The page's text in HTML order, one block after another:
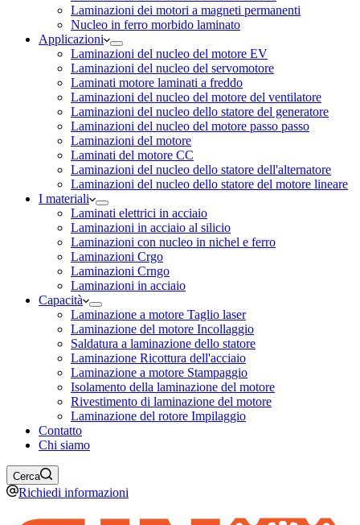
Laminazioni dei motori a magneti permanenti
Nucleo in ferro morbido laminato
Applicazioni
Laminazioni del nucleo del motore EV
Laminazioni del nucleo del servomotore
Laminati motore laminati a freddo
Laminazioni del nucleo del motore del ventilatore
Laminazioni del nucleo dello statore del generatore
Laminazioni del nucleo del motore passo passo
Laminazioni del motore
Laminati del motore CC
Laminazioni del nucleo dello statore dell'alternatore
Laminazioni del nucleo dello statore del motore lineare
I materiali
Laminati elettrici in acciaio
Laminazioni in acciaio al silicio
Laminazioni con nucleo in nichel e ferro
Laminazioni Crgo
Laminazioni Crngo
Laminazioni in acciaio
Capacità
Laminazione a motore Taglio laser
Laminazione del motore Incollaggio
Saldatura a laminazione dello statore
Laminazione Ricottura dell'acciaio
Laminazione a motore Stampaggio
Isolamento della laminazione del motore
Rivestimento di laminazione del motore
Laminazione del rotore Impilaggio
Contatto
Chi siamo
Cerca
Richiedi informazioni